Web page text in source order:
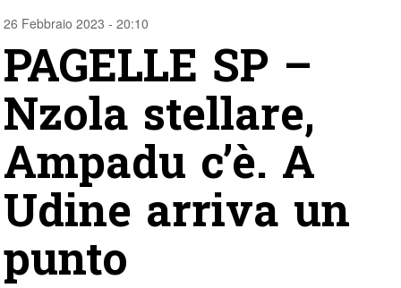
26 Febbraio 2023 - 20:10
PAGELLE SP –
Nzola stellare,
Ampadu c’è. A
Udine arriva un
punto